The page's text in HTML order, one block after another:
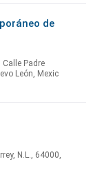
de
Padre
León, Mexic
N.L., 64000,